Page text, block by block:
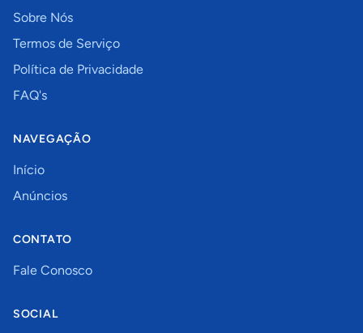
Sobre Nós
Termos de Serviço
Política de Privacidade
FAQ's
NAVEGAÇÃO
Início
Anúncios
CONTATO
Fale Conosco
SOCIAL